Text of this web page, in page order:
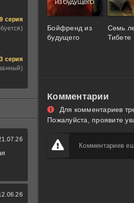
Бойфренд из
будущего
Семь
Тибете
Комментарии
Для комментариев
Пожалуйста, проявите
Комментариев
9 серия
3 серия